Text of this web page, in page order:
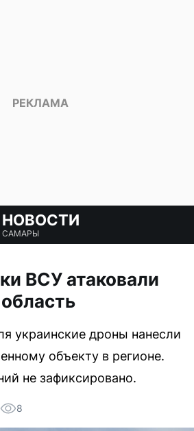
НОВОСТИ
САМАРЫ
ВСУ атаковали
украинские дроны нанесли
объекту в регионе.
не зафиксировано.
8